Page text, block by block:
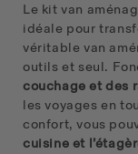
Le kit van
idéale pour
véritable van
outils et seul.
couchage et des
les voyages en
confort, vous
cuisine et